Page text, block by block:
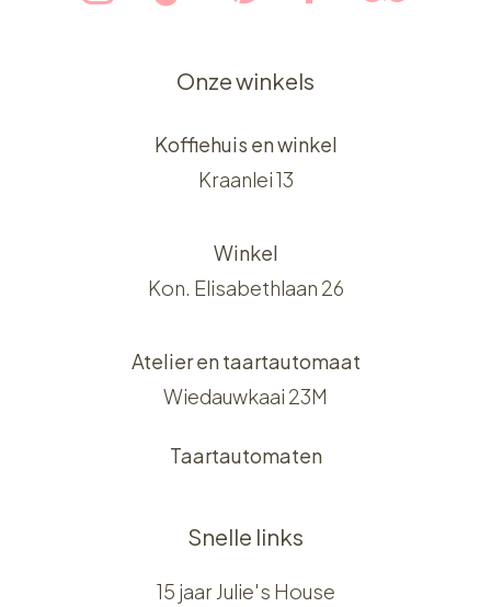
Onze winkels
Koffiehuis en winkel
Kraanlei 13
Winkel
Kon. Elisabethlaan 26
Atelier en taartautomaat
Wiedauwkaai 23M
Taartautomaten
Snelle links
15 jaar Julie's House